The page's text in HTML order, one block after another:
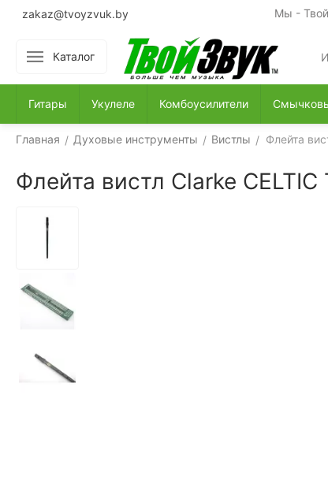
zakaz@tvoyzvuk.by Мы -
Каталог
Гитары Укулеле Комбоусилители
Главная / Духовые инструменты / Вистлы / Флейта
Флейта вистл Clarke CELTIC